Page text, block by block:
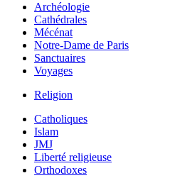
Archéologie
Cathédrales
Mécénat
Notre-Dame de Paris
Sanctuaires
Voyages
Religion
Catholiques
Islam
JMJ
Liberté religieuse
Orthodoxes